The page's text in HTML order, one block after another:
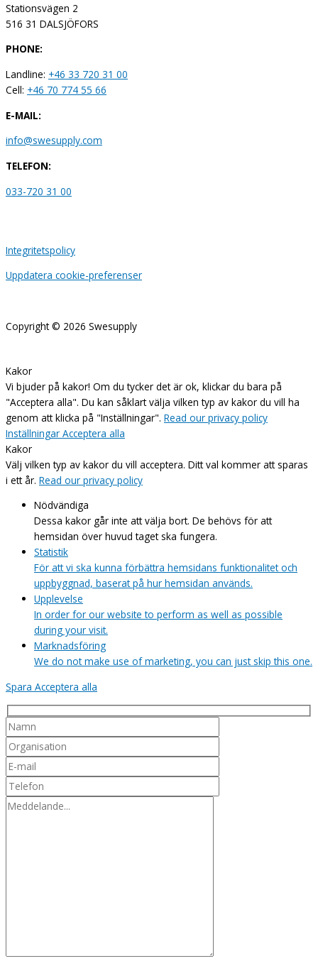
Stationsvägen 2
516 31 DALSJÖFORS
PHONE:
Landline: +46 33 720 31 00
Cell: +46 70 774 55 66
E-MAIL:
info@swesupply.com
TELEFON:
033-720 31 00
Integritetspolicy
Uppdatera cookie-preferenser
Copyright © 2026 Swesupply
Kakor
Vi bjuder på kakor! Om du tycker det är ok, klickar du bara på
"Acceptera alla". Du kan såklart välja vilken typ av kakor du vill ha
genom att klicka på "Inställningar". Read our privacy policy
Inställningar Acceptera alla
Kakor
Välj vilken typ av kakor du vill acceptera. Ditt val kommer att sparas
i ett år. Read our privacy policy
Nödvändiga
Dessa kakor går inte att välja bort. De behövs för att
hemsidan över huvud taget ska fungera.
Statistik
För att vi ska kunna förbättra hemsidans funktionalitet och
uppbyggnad, baserat på hur hemsidan används.
Upplevelse
In order for our website to perform as well as possible
during your visit.
Marknadsföring
We do not make use of marketing, you can just skip this one.
Spara Acceptera alla